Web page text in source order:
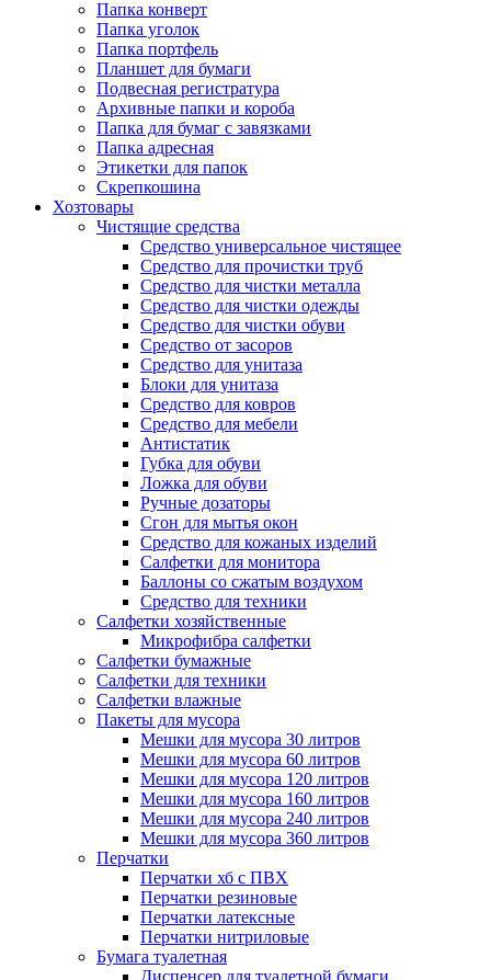
Папка конверт
Папка уголок
Папка портфель
Планшет для бумаги
Подвесная регистратура
Архивные папки и короба
Папка для бумаг с завязками
Папка адресная
Этикетки для папок
Скрепкошина
Хозтовары
Чистящие средства
Средство универсальное чистящее
Средство для прочистки труб
Средство для чистки металла
Средство для чистки одежды
Средство для чистки обуви
Средство от засоров
Средство для унитаза
Блоки для унитаза
Средство для ковров
Средство для мебели
Антистатик
Губка для обуви
Ложка для обуви
Ручные дозаторы
Сгон для мытья окон
Средство для кожаных изделий
Салфетки для монитора
Баллоны со сжатым воздухом
Средство для техники
Салфетки хозяйственные
Микрофибра салфетки
Салфетки бумажные
Салфетки для техники
Салфетки влажные
Пакеты для мусора
Мешки для мусора 30 литров
Мешки для мусора 60 литров
Мешки для мусора 120 литров
Мешки для мусора 160 литров
Мешки для мусора 240 литров
Мешки для мусора 360 литров
Перчатки
Перчатки хб с ПВХ
Перчатки резиновые
Перчатки латексные
Перчатки нитриловые
Бумага туалетная
Диспенсер для туалетной бумаги